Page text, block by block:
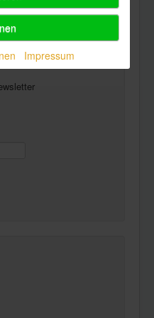
Powered by
Impressum